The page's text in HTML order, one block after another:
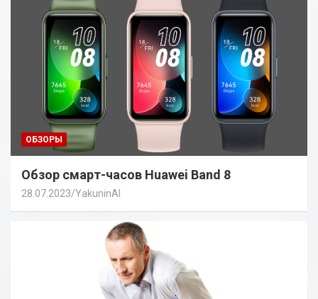
ОБЗОРЫ
Обзор смарт-часов Huawei Band 8
28.07.2023 YakuninAI